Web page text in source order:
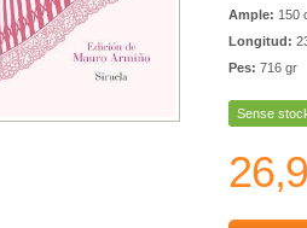
Ample: 150
Longitud:
Pes: 716 gr
Sense